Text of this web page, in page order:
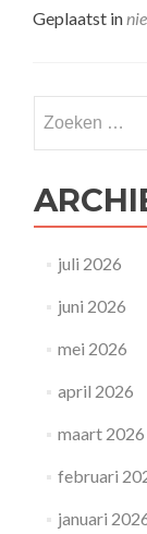
Geplaatst in
naar:
juli 2026
juni 2026
mei 2026
april 2026
maart 2026
februari
januari